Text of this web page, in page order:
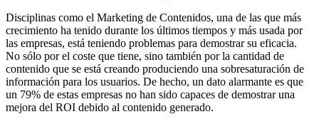
Disciplinas como el Marketing de Contenidos, una de las que más
crecimiento ha tenido durante los últimos tiempos y más usada por
las empresas, está teniendo problemas para demostrar su eficacia.
No sólo por el coste que tiene, sino también por la cantidad de
contenido que se está creando produciendo una sobresaturación de
información para los usuarios. De hecho, un dato alarmante es que
un 79% de estas empresas no han sido capaces de demostrar una
mejora del ROI debido al contenido generado.